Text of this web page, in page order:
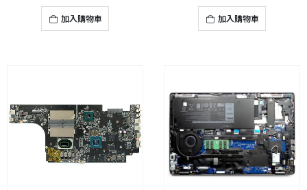
加入購物車 加入購物車